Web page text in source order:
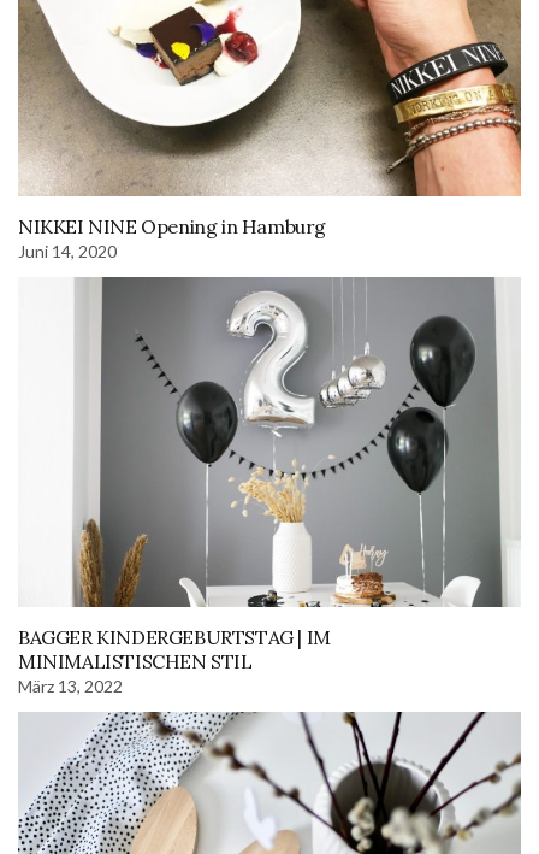
NIKKEI NINE Opening in Hamburg
Juni 14, 2020
BAGGER KINDERGEBURTSTAG | IM
MINIMALISTISCHEN STIL
März 13, 2022